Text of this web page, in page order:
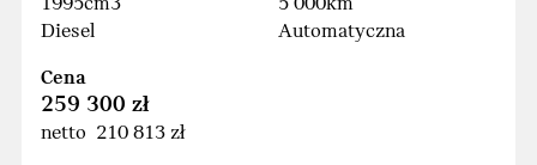
Diesel
Automatyczna
Cena
259 300 zł
netto 210 813 zł